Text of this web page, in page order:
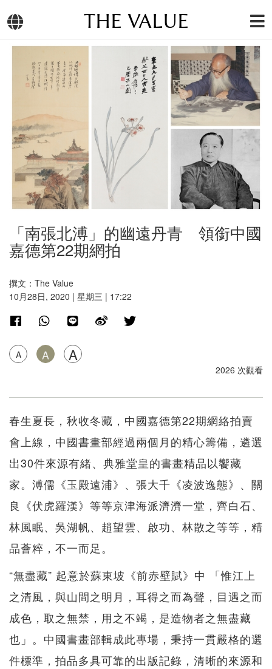
THE VALUE
「南張北溥」的幽遠丹青 領銜中國
嘉德第22期網拍
撰文：The Value
10月28日, 2020 | 星期三 | 17:22
A A A
2026 次觀看
春生夏長，秋收冬藏，中國嘉德第22期網絡拍賣
會上線，中國書畫部經過兩個月的精心籌備，遴選
出30件來源有緒、典雅堂皇的書畫精品以饗藏
家。溥儒《玉殿遠浦》、張大千《凌波逸態》、關
良《伏虎羅漢》等等京津海派濟濟一堂，齊白石、
林風眠、吳湖帆、趙望雲、啟功、林散之等等，精
品薈粹，不一而足。
“無盡藏” 起意於蘇東坡《前赤壁賦》中 「惟江上
之清風，與山間之明月，耳得之而為聲，目遇之而
成色，取之無禁，用之不竭，是造物者之無盡藏
也」。中國書畫部輯成此專場，秉持一貫嚴格的選
件標準，拍品多具可靠的出版記錄，清晰的來源和